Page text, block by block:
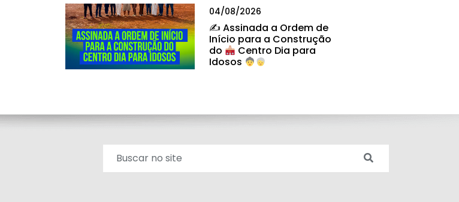
04/08/2026
✍ Assinada a Ordem de
Início para a Construção
do
Centro Dia para
Idosos